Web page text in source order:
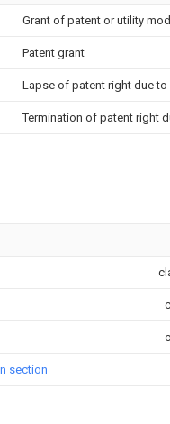
Grant of patent or utility
Patent grant
Lapse of patent right due
Termination of patent right
section